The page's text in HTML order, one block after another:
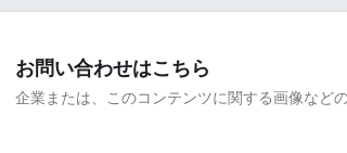
お問い合わせはこちら
企業または、このコンテンツに関する画像など